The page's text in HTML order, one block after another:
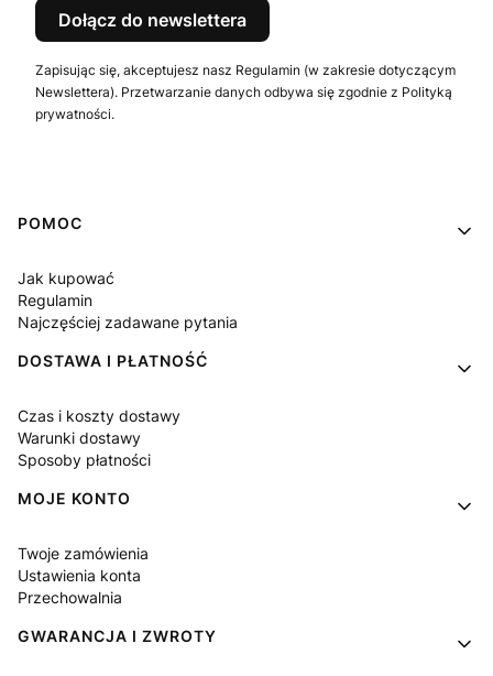
Dołącz do newslettera
Zapisując się, akceptujesz nasz Regulamin (w zakresie dotyczącym
Newslettera). Przetwarzanie danych odbywa się zgodnie z Polityką
prywatności.
Linki w stopce
POMOC
Jak kupować
Regulamin
Najczęściej zadawane pytania
DOSTAWA I PŁATNOŚĆ
Czas i koszty dostawy
Warunki dostawy
Sposoby płatności
MOJE KONTO
Twoje zamówienia
Ustawienia konta
Przechowalnia
GWARANCJA I ZWROTY